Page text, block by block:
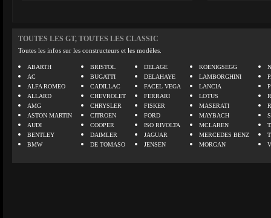
TOUTES LES GT, TOUTES LES CLASSIC
Toutes les infos sur les constructeurs et les modèles.
ABARTH
AC
ALFA ROMEO
ALLARD
AMG
ASTON MARTIN
AUDI
BENTLEY
BMW
BRISTOL
BUGATTI
CADILLAC
CHEVROLET
CHRYSLER
CITROEN
COOPER
DAIMLER
DE TOMASO
DELAGE
DELAHAYE
FACEL VEGA
FERRARI
FISKER
FORD
ISO RIVOLTA
JAGUAR
JENSEN
KOENIGSEGG
LAMBORGHINI
LANCIA
LOTUS
MASERATI
MAYBACH
MCLAREN
MERCEDES BENZ
MORGAN